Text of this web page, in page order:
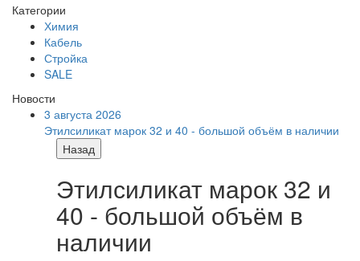
Категории
Химия
Кабель
Стройка
SALE
Новости
3 августа 2026
Этилсиликат марок 32 и 40 - большой объём в наличии
Назад
Этилсиликат марок 32 и
40 - большой объём в
наличии